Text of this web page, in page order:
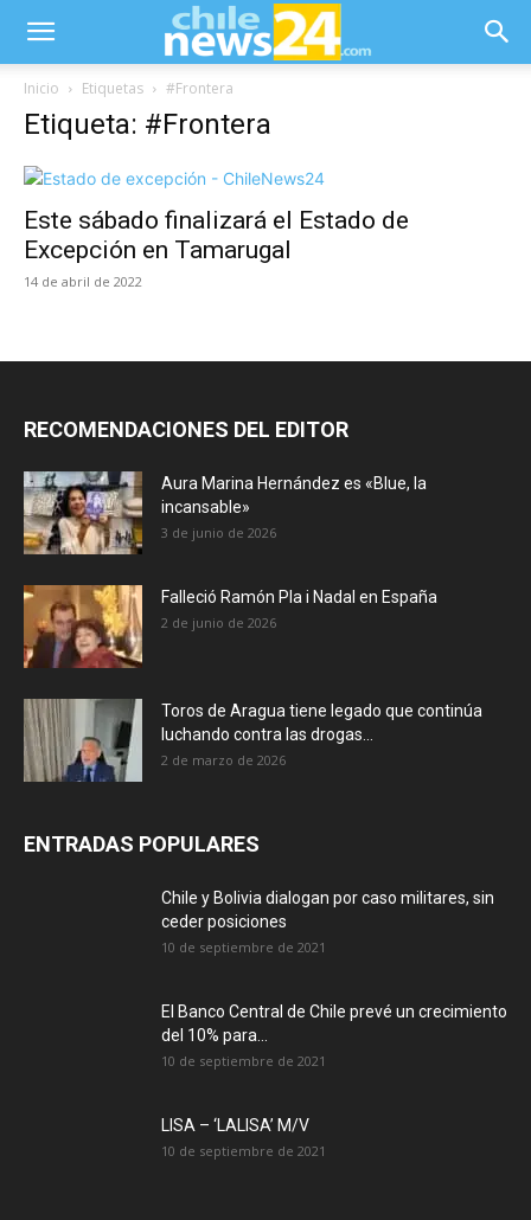
Inicio Etiquetas #Frontera
Etiqueta: #Frontera
Este sábado finalizará el Estado de
Excepción en Tamarugal
14 de abril de 2022
RECOMENDACIONES DEL EDITOR
Aura Marina Hernández es «Blue, la
incansable»
3 de junio de 2026
Falleció Ramón Pla i Nadal en España
2 de junio de 2026
Toros de Aragua tiene legado que continúa
luchando contra las drogas...
2 de marzo de 2026
ENTRADAS POPULARES
Chile y Bolivia dialogan por caso militares, sin
ceder posiciones
10 de septiembre de 2021
El Banco Central de Chile prevé un crecimiento
del 10% para...
10 de septiembre de 2021
LISA – ‘LALISA’ M/V
10 de septiembre de 2021